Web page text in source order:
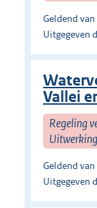
Geldend
Uitgegeven
Vallei
Regeling
Geldend
Uitgegeven